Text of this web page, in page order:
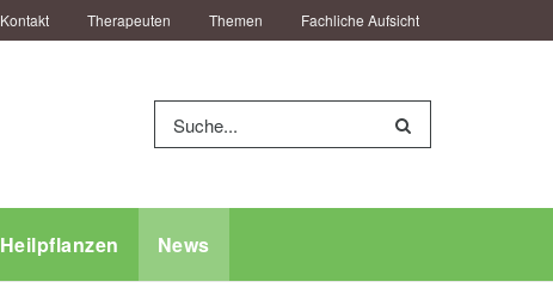
Kontakt Therapeuten Themen Fachliche Aufsicht
Heilpflanzen News